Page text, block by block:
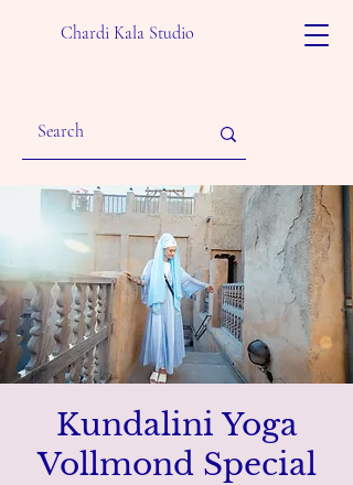
Chardi Kala Studio
Kundalini Yoga
Vollmond Special